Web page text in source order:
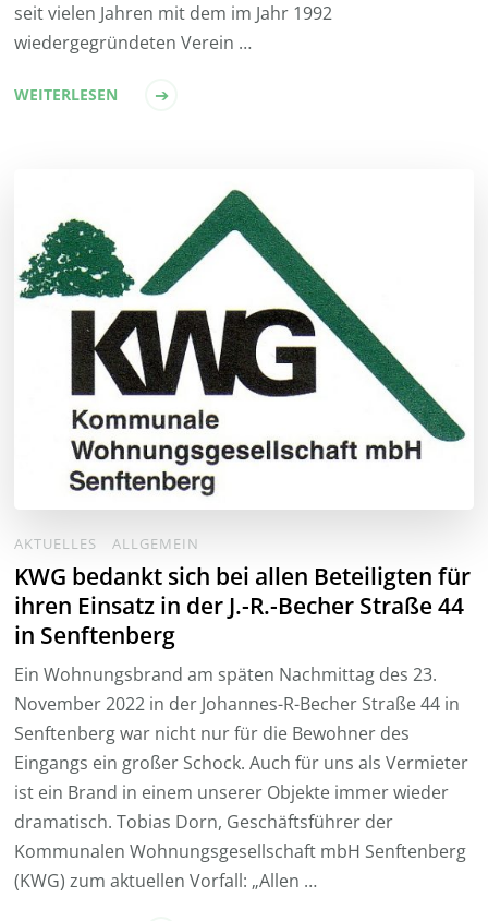
seit vielen Jahren mit dem im Jahr 1992
wiedergegründeten Verein …
WEITERLESEN
AKTUELLES ALLGEMEIN
KWG bedankt sich bei allen Beteiligten für
ihren Einsatz in der J.-R.-Becher Straße 44
in Senftenberg
Ein Wohnungsbrand am späten Nachmittag des 23.
November 2022 in der Johannes-R-Becher Straße 44 in
Senftenberg war nicht nur für die Bewohner des
Eingangs ein großer Schock. Auch für uns als Vermieter
ist ein Brand in einem unserer Objekte immer wieder
dramatisch. Tobias Dorn, Geschäftsführer der
Kommunalen Wohnungsgesellschaft mbH Senftenberg
(KWG) zum aktuellen Vorfall: „Allen …